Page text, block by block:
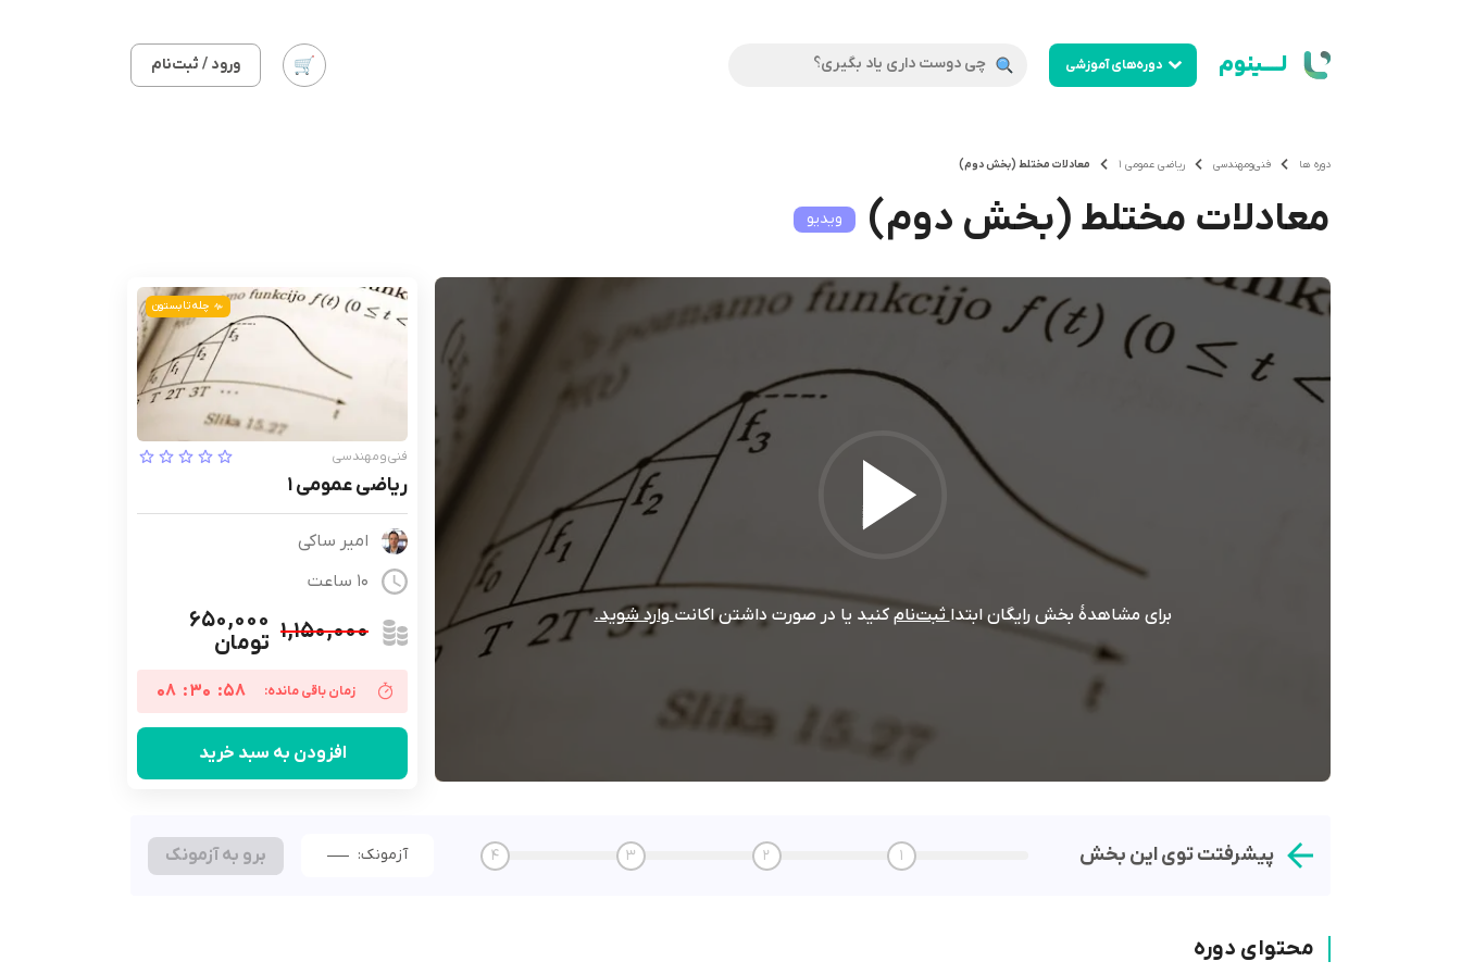
لــــینوم دوره‌های آموزشی ورود / ثبت‌نام
دوره ها فنی‌ومهندسی ریاضی عمومی 1 معادلات مختلط (بخش دوم)
معادلات مختلط (بخش دوم) ویدیو
برای مشاهدۀ بخش رایگان ابتدا ثبت‌نام کنید یا در صورت داشتن اکانتوارد شوید.
چله تابستون
فنی‌ومهندسی
ریاضی عمومی 1
امیر ساکی
10 ساعت
۱,۱۵۰,۰۰۰ ۶۵۰,۰۰۰
تومان
زمان باقی مانده: 57
:
30
:
08
افزودن به سبد خرید
پیشرفتت توی این بخش 1
2
3
4 آزمونک: برو به آزمونک
محتوای دوره